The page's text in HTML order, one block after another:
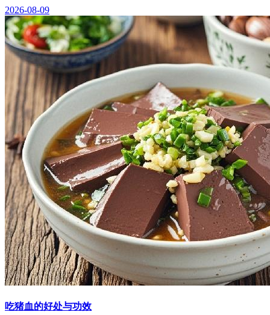
2026-08-09
吃猪血的好处与功效